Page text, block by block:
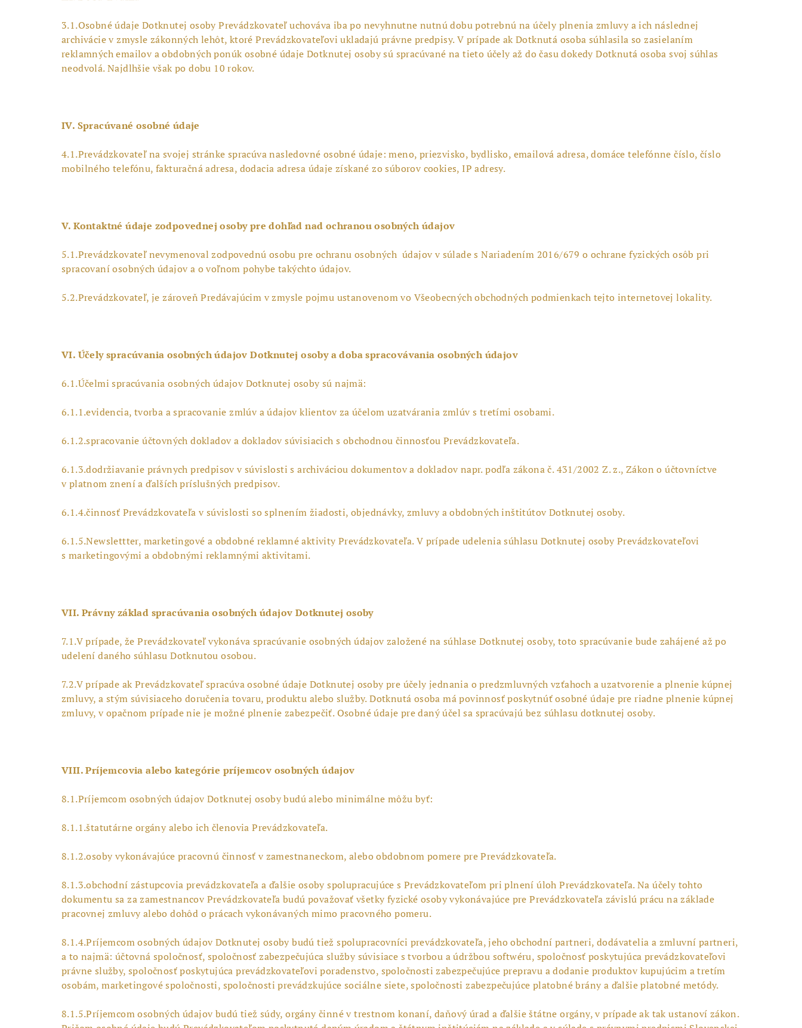
3.1.Osobné údaje Dotknutej osoby Prevádzkovateľ uchováva iba po nevyhnutne nutnú dobu potrebnú na účely plnenia zmluvy a ich následnej
archivácie v zmysle zákonných lehôt, ktoré Prevádzkovateľovi ukladajú právne predpisy. V prípade ak Dotknutá osoba súhlasila so zasielaním
reklamných emailov a obdobných ponúk osobné údaje Dotknutej osoby sú spracúvané na tieto účely až do času dokedy Dotknutá osoba svoj súhlas
neodvolá. Najdlhšie však po dobu 10 rokov.
IV. Spracúvané osobné údaje
4.1.Prevádzkovateľ na svojej stránke spracúva nasledovné osobné údaje: meno, priezvisko, bydlisko, emailová adresa, domáce telefónne číslo, číslo
mobilného telefónu, fakturačná adresa, dodacia adresa údaje získané zo súborov cookies, IP adresy.
V. Kontaktné údaje zodpovednej osoby pre dohľad nad ochranou osobných údajov
5.1.Prevádzkovateľ nevymenoval zodpovednú osobu pre ochranu osobných údajov v súlade s Nariadením 2016/679 o ochrane fyzických osôb pri
spracovaní osobných údajov a o voľnom pohybe takýchto údajov.
5.2.Prevádzkovateľ, je zároveň Predávajúcim v zmysle pojmu ustanovenom vo Všeobecných obchodných podmienkach tejto internetovej lokality.
VI. Účely spracúvania osobných údajov Dotknutej osoby a doba spracovávania osobných údajov
6.1.Účelmi spracúvania osobných údajov Dotknutej osoby sú najmä:
6.1.1.evidencia, tvorba a spracovanie zmlúv a údajov klientov za účelom uzatvárania zmlúv s tretími osobami.
6.1.2.spracovanie účtovných dokladov a dokladov súvisiacich s obchodnou činnosťou Prevádzkovateľa.
6.1.3.dodržiavanie právnych predpisov v súvislosti s archiváciou dokumentov a dokladov napr. podľa zákona č. 431/2002 Z. z., Zákon o účtovníctve
v platnom znení a ďalších príslušných predpisov.
6.1.4.činnosť Prevádzkovateľa v súvislosti so splnením žiadosti, objednávky, zmluvy a obdobných inštitútov Dotknutej osoby.
6.1.5.Newslettter, marketingové a obdobné reklamné aktivity Prevádzkovateľa. V prípade udelenia súhlasu Dotknutej osoby Prevádzkovateľovi
s marketingovými a obdobnými reklamnými aktivitami.
VII. Právny základ spracúvania osobných údajov Dotknutej osoby
7.1.V prípade, že Prevádzkovateľ vykonáva spracúvanie osobných údajov založené na súhlase Dotknutej osoby, toto spracúvanie bude zahájené až po
udelení daného súhlasu Dotknutou osobou.
7.2.V prípade ak Prevádzkovateľ spracúva osobné údaje Dotknutej osoby pre účely jednania o predzmluvných vzťahoch a uzatvorenie a plnenie kúpnej
zmluvy, a stým súvisiaceho doručenia tovaru, produktu alebo služby. Dotknutá osoba má povinnosť poskytnúť osobné údaje pre riadne plnenie kúpnej
zmluvy, v opačnom prípade nie je možné plnenie zabezpečiť. Osobné údaje pre daný účel sa spracúvajú bez súhlasu dotknutej osoby.
VIII. Príjemcovia alebo kategórie príjemcov osobných údajov
8.1.Príjemcom osobných údajov Dotknutej osoby budú alebo minimálne môžu byť:
8.1.1.štatutárne orgány alebo ich členovia Prevádzkovateľa.
8.1.2.osoby vykonávajúce pracovnú činnosť v zamestnaneckom, alebo obdobnom pomere pre Prevádzkovateľa.
8.1.3.obchodní zástupcovia prevádzkovateľa a ďalšie osoby spolupracujúce s Prevádzkovateľom pri plnení úloh Prevádzkovateľa. Na účely tohto
dokumentu sa za zamestnancov Prevádzkovateľa budú považovať všetky fyzické osoby vykonávajúce pre Prevádzkovateľa závislú prácu na základe
pracovnej zmluvy alebo dohôd o prácach vykonávaných mimo pracovného pomeru.
8.1.4.Príjemcom osobných údajov Dotknutej osoby budú tiež spolupracovníci prevádzkovateľa, jeho obchodní partneri, dodávatelia a zmluvní partneri,
a to najmä: účtovná spoločnosť, spoločnosť zabezpečujúca služby súvisiace s tvorbou a údržbou softwéru, spoločnosť poskytujúca prevádzkovateľovi
právne služby, spoločnosť poskytujúca prevádzkovateľovi poradenstvo, spoločnosti zabezpečujúce prepravu a dodanie produktov kupujúcim a tretím
osobám, marketingové spoločnosti, spoločnosti prevádzkujúce sociálne siete, spoločnosti zabezpečujúce platobné brány a ďalšie platobné metódy.
8.1.5.Príjemcom osobných údajov budú tiež súdy, orgány činné v trestnom konaní, daňový úrad a ďalšie štátne orgány, v prípade ak tak ustanoví zákon.